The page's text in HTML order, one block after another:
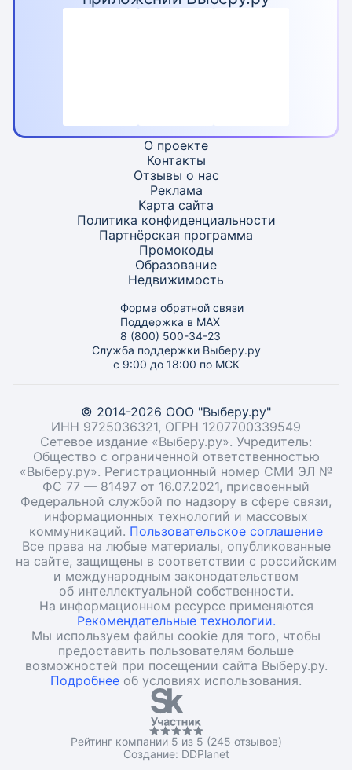
О проекте
Контакты
Отзывы о нас
Реклама
Карта сайта
Политика конфиденциальности
Партнёрская программа
Промокоды
Образование
Недвижимость
Форма обратной связи
Поддержка в MAX
8 (800) 500-34-23
Служба поддержки Выберу.ру
с 9:00 до 18:00 по МСК
© 2014-2026 ООО "Выберу.ру"
ИНН 9725036321, ОГРН 1207700339549
Сетевое издание «Выберу.ру». Учредитель:
Общество с ограниченной ответственностью
«Выберу.ру». Регистрационный номер СМИ ЭЛ №
ФС 77 — 81497 от 16.07.2021, присвоенный
Федеральной службой по надзору в сфере связи,
информационных технологий и массовых
коммуникаций. Пользовательское соглашение
Все права на любые материалы, опубликованные
на сайте, защищены в соответствии с российским
и международным законодательством
об интеллектуальной собственности.
На информационном ресурсе применяются
Рекомендательные технологии.
Мы используем файлы cookie для того, чтобы
предоставить пользователям больше
возможностей при посещении сайта Выберу.ру.
Подробнее об условиях использования.
Рейтинг компании 5 из 5 (245 отзывов)
Создание: DDPlanet